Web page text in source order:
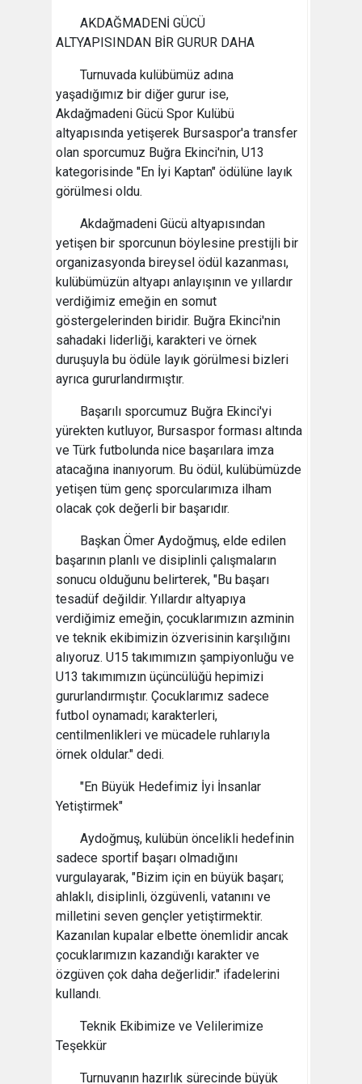
AKDAĞMADENİ GÜCÜ
ALTYAPISINDAN BİR GURUR DAHA
Turnuvada kulübümüz adına
yaşadığımız bir diğer gurur ise,
Akdağmadeni Gücü Spor Kulübü
altyapısında yetişerek Bursaspor'a transfer
olan sporcumuz Buğra Ekinci'nin, U13
kategorisinde "En İyi Kaptan" ödülüne layık
görülmesi oldu.
Akdağmadeni Gücü altyapısından
yetişen bir sporcunun böylesine prestijli bir
organizasyonda bireysel ödül kazanması,
kulübümüzün altyapı anlayışının ve yıllardır
verdiğimiz emeğin en somut
göstergelerinden biridir. Buğra Ekinci'nin
sahadaki liderliği, karakteri ve örnek
duruşuyla bu ödüle layık görülmesi bizleri
ayrıca gururlandırmıştır.
Başarılı sporcumuz Buğra Ekinci'yi
yürekten kutluyor, Bursaspor forması altında
ve Türk futbolunda nice başarılara imza
atacağına inanıyorum. Bu ödül, kulübümüzde
yetişen tüm genç sporcularımıza ilham
olacak çok değerli bir başarıdır.
Başkan Ömer Aydoğmuş, elde edilen
başarının planlı ve disiplinli çalışmaların
sonucu olduğunu belirterek, "Bu başarı
tesadüf değildir. Yıllardır altyapıya
verdiğimiz emeğin, çocuklarımızın azminin
ve teknik ekibimizin özverisinin karşılığını
alıyoruz. U15 takımımızın şampiyonluğu ve
U13 takımımızın üçüncülüğü hepimizi
gururlandırmıştır. Çocuklarımız sadece
futbol oynamadı; karakterleri,
centilmenlikleri ve mücadele ruhlarıyla
örnek oldular." dedi.
"En Büyük Hedefimiz İyi İnsanlar
Yetiştirmek"
Aydoğmuş, kulübün öncelikli hedefinin
sadece sportif başarı olmadığını
vurgulayarak, "Bizim için en büyük başarı;
ahlaklı, disiplinli, özgüvenli, vatanını ve
milletini seven gençler yetiştirmektir.
Kazanılan kupalar elbette önemlidir ancak
çocuklarımızın kazandığı karakter ve
özgüven çok daha değerlidir." ifadelerini
kullandı.
Teknik Ekibimize ve Velilerimize
Teşekkür
Turnuvanın hazırlık sürecinde büyük